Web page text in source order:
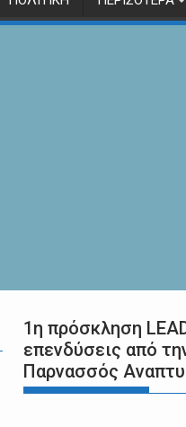
1η πρόσκληση
επενδύσεις από
Παρνασσός